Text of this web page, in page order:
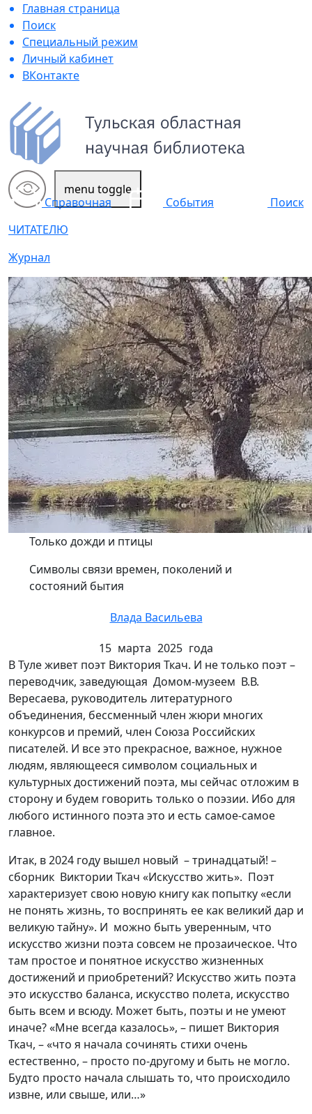
Главная страница
Поиск
Специальный режим
Личный кабинет
ВКонтакте
menu toggle
Справочная
События
Поиск
ЧИТАТЕЛЮ
Журнал
Только дожди и птицы
Символы связи времен, поколений и
состояний бытия
Влада Васильева
15 марта 2025 года
В Туле живет поэт Виктория Ткач. И не только поэт –
переводчик, заведующая Домом-музеем В.В.
Вересаева, руководитель литературного
объединения, бессменный член жюри многих
конкурсов и премий, член Союза Российских
писателей. И все это прекрасное, важное, нужное
людям, являющееся символом социальных и
культурных достижений поэта, мы сейчас отложим в
сторону и будем говорить только о поэзии. Ибо для
любого истинного поэта это и есть самое-самое
главное.
Итак, в 2024 году вышел новый – тринадцатый! –
сборник Виктории Ткач «Искусство жить». Поэт
характеризует свою новую книгу как попытку «если
не понять жизнь, то воспринять ее как великий дар и
великую тайну». И можно быть уверенным, что
искусство жизни поэта совсем не прозаическое. Что
там простое и понятное искусство жизненных
достижений и приобретений? Искусство жить поэта
это искусство баланса, искусство полета, искусство
быть всем и всюду. Может быть, поэты и не умеют
иначе? «Мне всегда казалось», – пишет Виктория
Ткач, – «что я начала сочинять стихи очень
естественно, – просто по-другому и быть не могло.
Будто просто начала слышать то, что происходило
извне, или свыше, или…»